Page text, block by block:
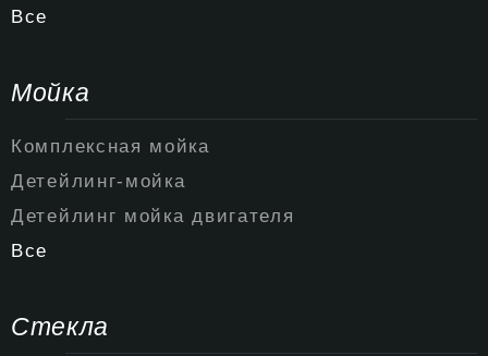
Все
Мойка
Комплексная мойка
Детейлинг-мойка
Детейлинг мойка двигателя
Все
Стекла